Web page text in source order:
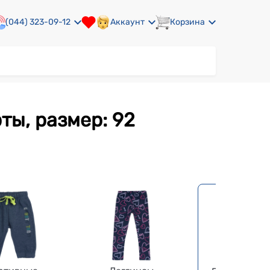
(044) 323-09-12 Аккаунт Корзина
размер: 92